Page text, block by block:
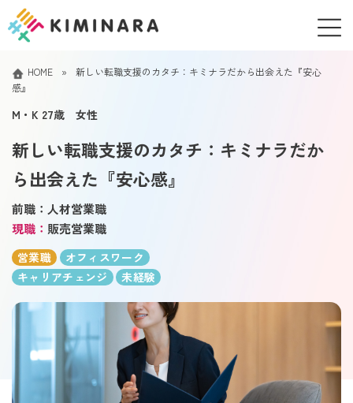
ン
ビ
M・K 27歳 女性
新しい転職支援のカタチ：キミナラだか
ら出会えた『安心感』
前職：人材営業職
現職： 販売営業職
営業職
オフィスワーク
キャリアチェンジ
未経験
HOME »
新しい転職支援のカタチ：キミナラだから出会えた『安心
感』